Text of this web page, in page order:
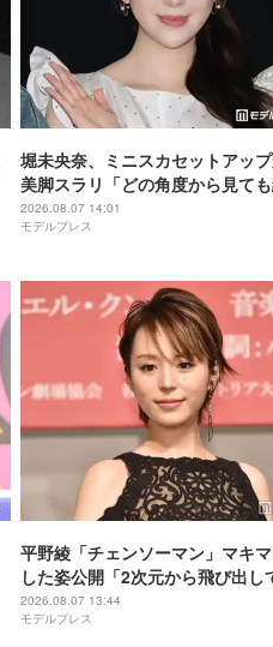
堀未央奈、ミニスカセットアッ
美脚スラリ「どの角度から見て
麗」「大人っぽい雰囲気が素敵」
響
2026.08.07 14:01
モデルプレス
平野綾「チェンソーマン」マキ
した姿公開「2次元から飛び出し
みたい」「美しさに思わず目を奪
た」と反響
2026.08.07 13:44
モデルプレス